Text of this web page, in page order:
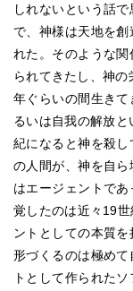
しれないという話
で、神様は天地を
れた。そのような関
られてきたし、神
年ぐらいの間生き
るいは自我の解放
紀になると神を殺
の人間が、神を自
はエージェントで
覚したのは近々19
ントとしての本質
形づくるのは極め
トとして作られた